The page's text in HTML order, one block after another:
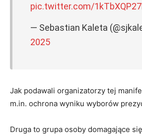
pic.twitter.com/
— Sebastian Kaleta
2025
Jak podawali organizatorzy tej
m.in. ochrona wyniku wyborów
Druga to grupa osoby domagające